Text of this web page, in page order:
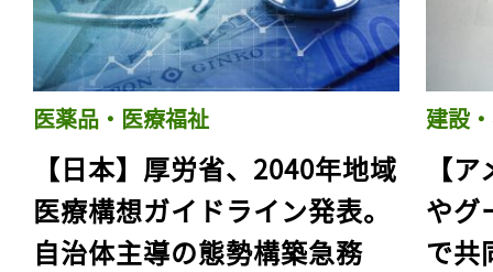
医薬品・医療福祉
【日本】厚労省、2040年地域
医療構想ガイドライン発表。
自治体主導の態勢構築急務
建設
【
やグ
で共